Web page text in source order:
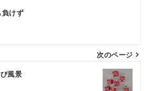
負けず
次のページ
風景